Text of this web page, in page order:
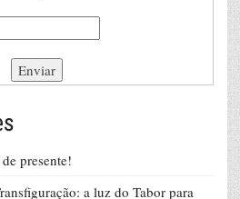
presente!
a luz do Tabor para